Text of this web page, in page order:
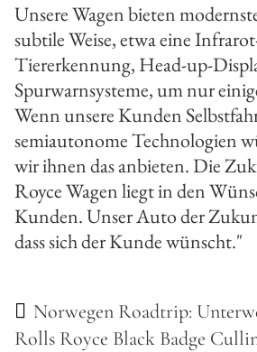
Unsere Wagen bieten
subtile Weise, etwa eine
Tiererkennung, Head-up-
Spurwarnsysteme, um nur
Wenn unsere Kunden
semiautonome Technologien
wir ihnen das anbieten. Die
Royce Wagen liegt in den
Kunden. Unser Auto der
dass sich der Kunde wünscht."
Norwegen Roadtrip:
Rolls Royce Black Badge